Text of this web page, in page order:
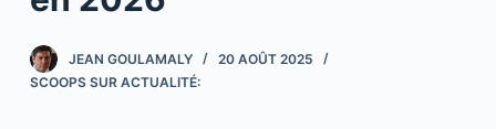
n
JEAN GOULAMALY
20 AOÛT 2025
SCOOPS SUR ACTUALITÉ: